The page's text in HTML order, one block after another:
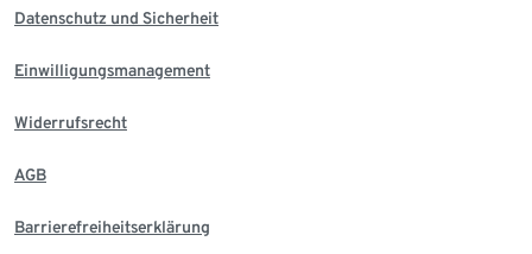
Datenschutz und Sicherheit
Einwilligungsmanagement
Widerrufsrecht
AGB
Barrierefreiheitserklärung